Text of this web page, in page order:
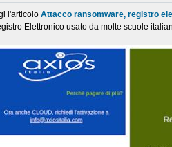
l'articolo Attacco ransomware, registro
Elettronico usato da molte scuole